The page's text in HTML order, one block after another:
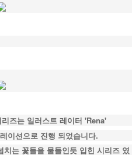
즈는 일러스트 레이터 'Rena'
이션으로 진행 되었습니다.
는 꽃들을 물들인듯 입힌 시리즈 였